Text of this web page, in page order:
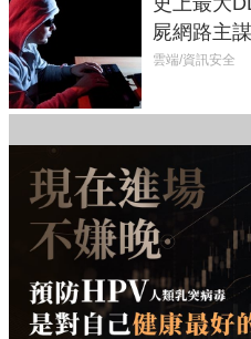
屍網路主
癱瘓全球！
雲端/資訊安全